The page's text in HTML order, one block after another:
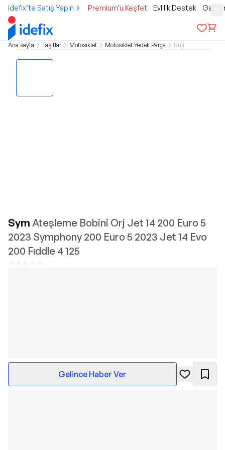
idefix’te Satış Yapın Premium'u Keşfet Evlilik Destek
Ana sayfa Taşıtlar Motosiklet Motosiklet Yedek Parça Buji
Sym Ateşleme Bobini Orj Jet 14 200 Euro 5
2023 Symphony 200 Euro 5 2023 Jet 14 Evo
200 Fıddle 4 125
Gelince Haber Ver